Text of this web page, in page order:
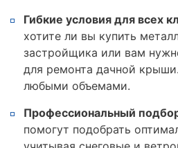
Гибкие условия для всех
хотите ли вы купить
застройщика или вам
для ремонта дачной
любыми объемами.
Профессиональный
помогут подобрать